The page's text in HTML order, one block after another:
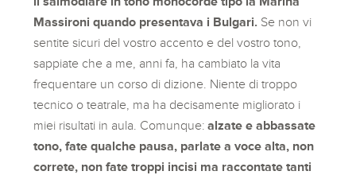
Massironi quando presentava i Bulgari. Se non vi
sentite sicuri del vostro accento e del vostro tono,
sappiate che a me, anni fa, ha cambiato la vita
frequentare un corso di dizione. Niente di troppo
tecnico o teatrale, ma ha decisamente migliorato i
miei risultati in aula. Comunque:alzate e abbassate
tono, fate qualche pausa, parlate a voce alta, non
correte, non fate troppi incisi ma raccontate tanti